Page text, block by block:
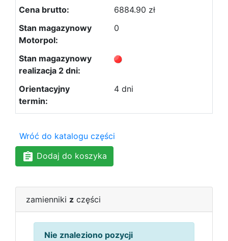
6884.90 zł
0
4 dni
Wróć do katalogu części
Dodaj do koszyka
zamienniki z części
Nie znaleziono pozycji